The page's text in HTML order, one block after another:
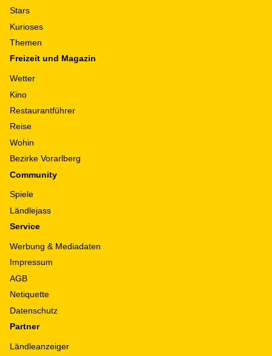
Stars
Kurioses
Themen
Freizeit und Magazin
Wetter
Kino
Restaurantführer
Reise
Wohin
Bezirke Vorarlberg
Community
Spiele
Ländlejass
Service
Werbung & Mediadaten
Impressum
AGB
Netiquette
Datenschutz
Partner
Ländleanzeiger